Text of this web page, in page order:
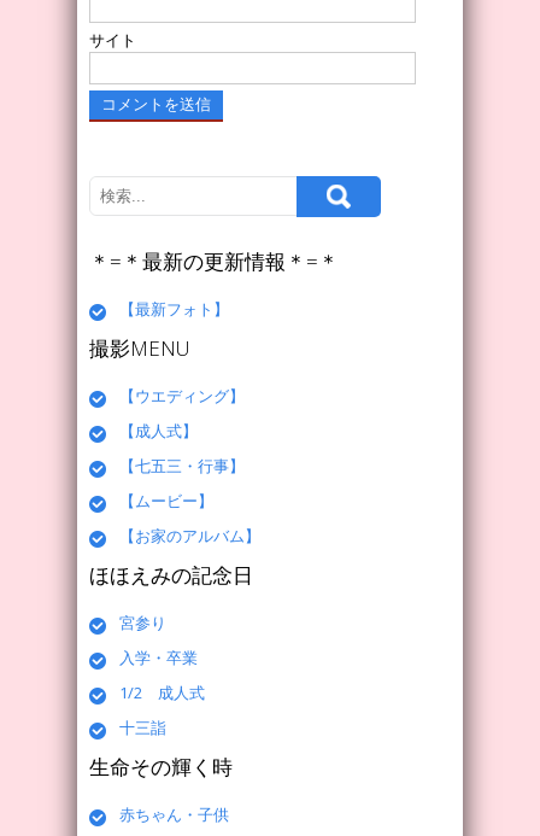
サイト
＊=＊最新の更新情報＊=＊
【最新フォト】
撮影MENU
【ウエディング】
【成人式】
【七五三・行事】
【ムービー】
【お家のアルバム】
ほほえみの記念日
宮参り
入学・卒業
1/2 成人式
十三詣
生命その輝く時
赤ちゃん・子供